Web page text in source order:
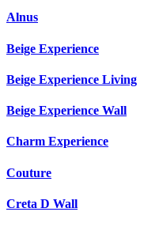
Alnus
Beige Experience
Beige Experience Living
Beige Experience Wall
Charm Experience
Couture
Creta D Wall